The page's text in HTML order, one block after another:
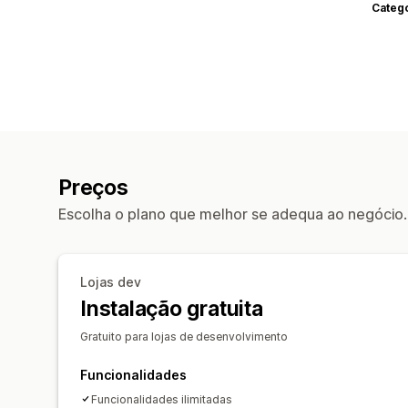
Preços
Escolha o plano que melhor se adequa ao negócio.
Lojas dev
Instalação gratuita
Gratuito para lojas de desenvolvimento
Funcionalidades
Funcionalidades ilimitadas